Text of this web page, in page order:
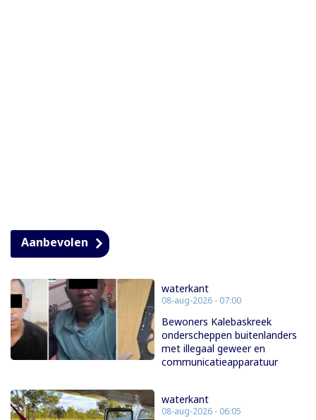
Aanbevolen
waterkant
08-aug-2026 - 07:00
Bewoners Kalebaskreek
onderscheppen buitenlanders
met illegaal geweer en
communicatieapparatuur
waterkant
08-aug-2026 - 06:05